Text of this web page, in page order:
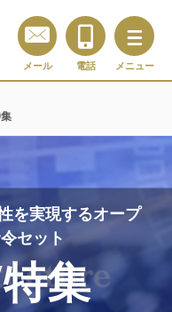
メール 電話 メニュー
を実現するオープ
セット
集